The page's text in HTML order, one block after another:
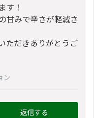
す！
甘みで辛さが軽減さ
ただきありがとうご
ン
返信する